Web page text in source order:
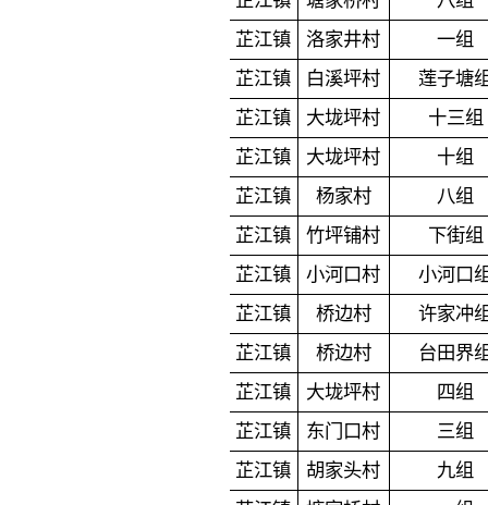
芷江镇
洛家井村
一组
芷江镇
白溪坪村
莲子塘
芷江镇
大垅坪村
十三组
芷江镇
大垅坪村
十组
芷江镇
杨家村
八组
芷江镇
竹坪铺村
下街组
芷江镇
小河口村
小河口
芷江镇
桥边村
许家冲
芷江镇
桥边村
台田界
芷江镇
大垅坪村
四组
芷江镇
东门口村
三组
芷江镇
胡家头村
九组